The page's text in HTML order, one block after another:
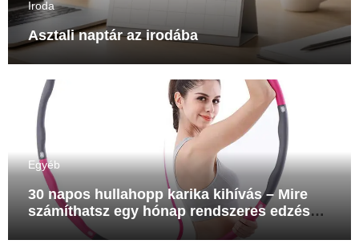
Iroda
Asztali naptár az irodába
Egyéb
30 napos hullahopp karika kihívás – Mire
számíthatsz egy hónap rendszeres edzés